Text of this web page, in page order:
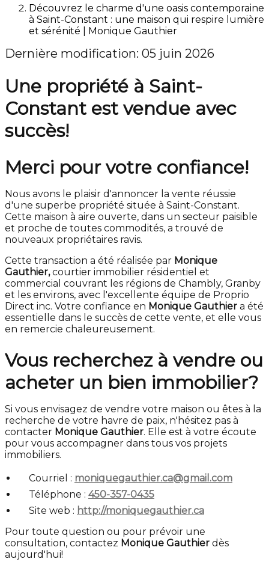
Découvrez le charme d'une oasis contemporaine
à Saint-Constant : une maison qui respire lumière
et sérénité | Monique Gauthier
Dernière modification: 05 juin 2026
Une propriété à Saint-
Constant est vendue avec
succès!
Merci pour votre confiance!
Nous avons le plaisir d'annoncer la vente réussie
d'une superbe propriété située à Saint-Constant.
Cette maison à aire ouverte, dans un secteur paisible
et proche de toutes commodités, a trouvé de
nouveaux propriétaires ravis.
Cette transaction a été réalisée par Monique
Gauthier,courtier immobilier résidentiel et
commercial couvrant les régions de Chambly, Granby
et les environs, avec l'excellente équipe de Proprio
Direct inc. Votre confiance en Monique Gauthier a été
essentielle dans le succès de cette vente, et elle vous
en remercie chaleureusement.
Vous recherchez à vendre ou
acheter un bien immobilier?
Si vous envisagez de vendre votre maison ou êtes à la
recherche de votre havre de paix, n'hésitez pas à
contacter Monique Gauthier. Elle est à votre écoute
pour vous accompagner dans tous vos projets
immobiliers.
Courriel : moniquegauthier.ca@gmail.com
Téléphone : 450-357-0435
Site web : http://moniquegauthier.ca
Pour toute question ou pour prévoir une
consultation, contactez Monique Gauthier dès
aujourd'hui!